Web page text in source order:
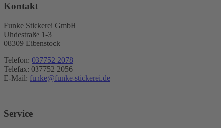
Kontakt
Funke Stickerei GmbH
Uhdestraße 1-3
08309 Eibenstock
Telefon: 037752 2078
Telefax: 037752 2056
E-Mail: funke@funke-stickerei.de
Service